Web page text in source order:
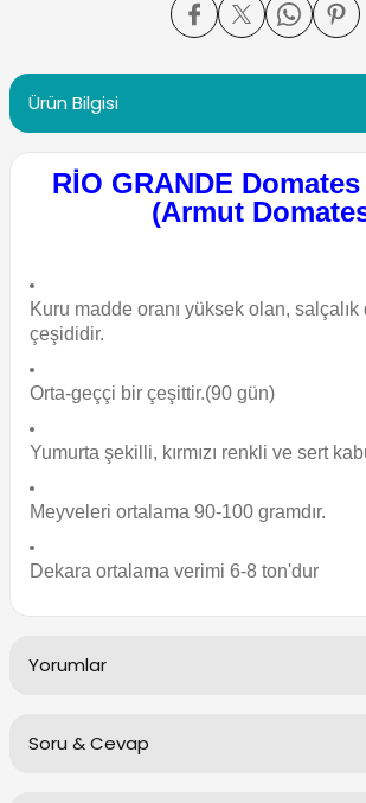
Ürün Bilgisi
RİO GRANDE
(Armut
Kuru madde oranı yüksek olan, salçalık
çeşididir.
Orta-geççi bir çeşittir.(90 gün)
Yumurta şekilli, kırmızı renkli ve sert
Meyveleri ortalama 90-100 gramdır.
Dekara ortalama verimi 6-8 ton'dur
Yorumlar
Soru & Cevap